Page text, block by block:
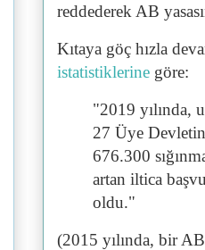
reddederek AB
Kıtaya göç hızla
istatistiklerine göre:
"2019 yılında,
27 Üye
676.300
artan iltica
oldu."
(2015 yılında, bir